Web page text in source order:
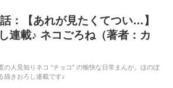
：【あれが見たくてつい…】
連載♪ ネコごろね（著者：カ
の人見知りネコ “チョコ” の愉快な日常まんが。ほのぼ
描きおろし連載です♪